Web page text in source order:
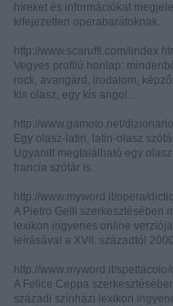
híreket és információkat
kifejezetten operabarátoknak.
http://www.scaruffi.com/
Vegyes profilú honlap:
rock, avangárd, irodalom,
kis olasz, egy kis angol...
http://www.gamoto.net/
Egy olasz-latin, latin-olasz
Ugyanitt megtalálható egy
francia szótár is.
http://www.myword.it/opera/
A Pietro Gelli szerkesztésében
lexikon ingyenes online
leírásával a XVII. századtól
http://www.myword.it/
A Felice Ceppa
századi színházi lexikon